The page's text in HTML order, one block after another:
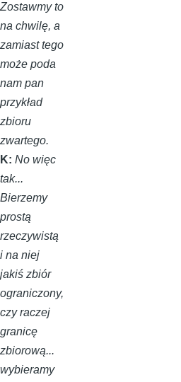
Zostawmy to
na chwilę, a
zamiast tego
może poda
nam pan
przykład
zbioru
zwartego.
K: No więc
tak...
Bierzemy
prostą
rzeczywistą
i na niej
jakiś zbiór
ograniczony,
czy raczej
granicę
zbiorową...
wybieramy